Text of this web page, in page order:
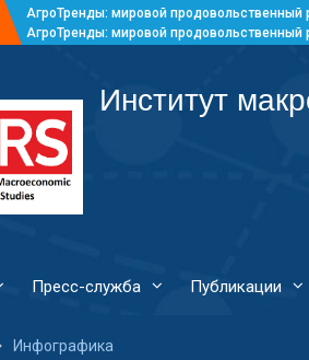
АгроТренды: мировой продовольственный
АгроТренды: мировой продовольственный
Институт
Пресс-служба Публикации
Инфографика